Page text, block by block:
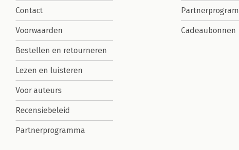
Contact
Voorwaarden
Bestellen en retourneren
Lezen en luisteren
Voor auteurs
Recensiebeleid
Partnerprogramma
Cadeaubonnen